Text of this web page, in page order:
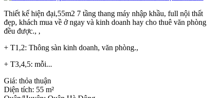
Thiết kế hiện đại,55m2 7 tầng thang máy nhập khầu, full nội thất
đẹp, khách mua về ở ngay và kinh doanh hay cho thuê văn phòng
đều được., ,
+ T1,2: Thông sàn kinh doanh, văn phòng.,
+ T3,4,5: mỗi...
Giá: thỏa thuận
Diện tích: 55 m²